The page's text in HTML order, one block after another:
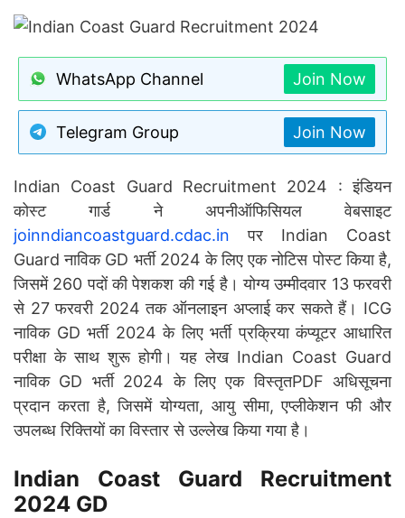
WhatsApp Channel Join Now
Telegram Group Join Now
Indian Coast Guard Recruitment 2024 : इंडियन
कोस्ट गार्ड ने अपनीऑफिसियल वेबसाइट
joinndiancoastguard.cdac.in पर Indian Coast
Guard नाविक GD भर्ती 2024 के लिए एक नोटिस पोस्ट किया है,
जिसमें 260 पदों की पेशकश की गई है। योग्य उम्मीदवार 13 फरवरी
से 27 फरवरी 2024 तक ऑनलाइन अप्लाई कर सकते हैं। ICG
नाविक GD भर्ती 2024 के लिए भर्ती प्रक्रिया कंप्यूटर आधारित
परीक्षा के साथ शुरू होगी। यह लेख Indian Coast Guard
नाविक GD भर्ती 2024 के लिए एक विस्तृतPDF अधिसूचना
प्रदान करता है, जिसमें योग्यता, आयु सीमा, एप्लीकेशन फी और
उपलब्ध रिक्तियों का विस्तार से उल्लेख किया गया है।
Indian Coast Guard Recruitment
2024 GD